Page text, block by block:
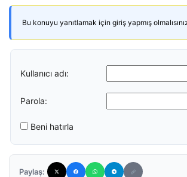
Bu konuyu yanıtlamak için giriş yapmış
Kullanıcı adı:
Parola:
Beni hatırla
Paylaş: